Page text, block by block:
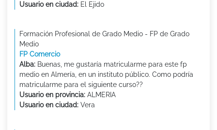
Usuario en ciudad: El Ejido
Formación Profesional de Grado Medio - FP de Grado
Medio
FP Comercio
Alba: Buenas, me gustaría matricularme para este fp
medio en Almería, en un instituto público. Como podría
matricularme para el siguiente curso??
Usuario en provincia: ALMERIA
Usuario en ciudad: Vera